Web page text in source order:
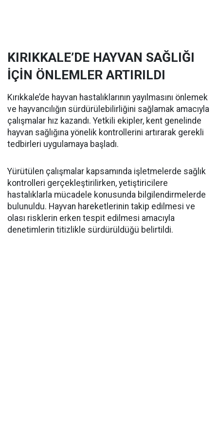
KIRIKKALE’DE HAYVAN SAĞLIĞI
İÇİN ÖNLEMLER ARTIRILDI
Kırıkkale’de hayvan hastalıklarının yayılmasını önlemek
ve hayvancılığın sürdürülebilirliğini sağlamak amacıyla
çalışmalar hız kazandı. Yetkili ekipler, kent genelinde
hayvan sağlığına yönelik kontrollerini artırarak gerekli
tedbirleri uygulamaya başladı.
Yürütülen çalışmalar kapsamında işletmelerde sağlık
kontrolleri gerçekleştirilirken, yetiştiricilere
hastalıklarla mücadele konusunda bilgilendirmelerde
bulunuldu. Hayvan hareketlerinin takip edilmesi ve
olası risklerin erken tespit edilmesi amacıyla
denetimlerin titizlikle sürdürüldüğü belirtildi.